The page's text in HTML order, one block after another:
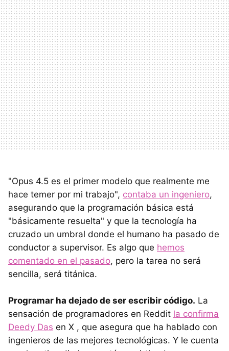
"Opus 4.5 es el primer modelo que realmente me
hace temer por mi trabajo", contaba un ingeniero,
asegurando que la programación básica está
"básicamente resuelta" y que la tecnología ha
cruzado un umbral donde el humano ha pasado de
conductor a supervisor. Es algo que hemos
comentado en el pasado, pero la tarea no será
sencilla, será titánica.
Programar ha dejado de ser escribir código. La
sensación de programadores en Reddit la confirma
Deedy Das en X , que asegura que ha hablado con
ingenieros de las mejores tecnológicas. Y le cuenta